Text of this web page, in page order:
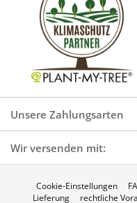
Unsere Zahlungsarten
Wir versenden mit:
Cookie-Einstellungen
Lieferung
rechtliche